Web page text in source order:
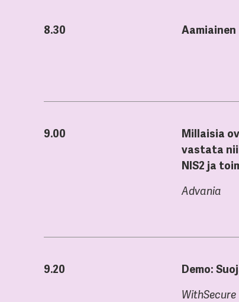
8.30 Aamiainen
9.00
Millaisia
vastata
NIS2 ja
Advania
9.20
Demo:
WithSecure